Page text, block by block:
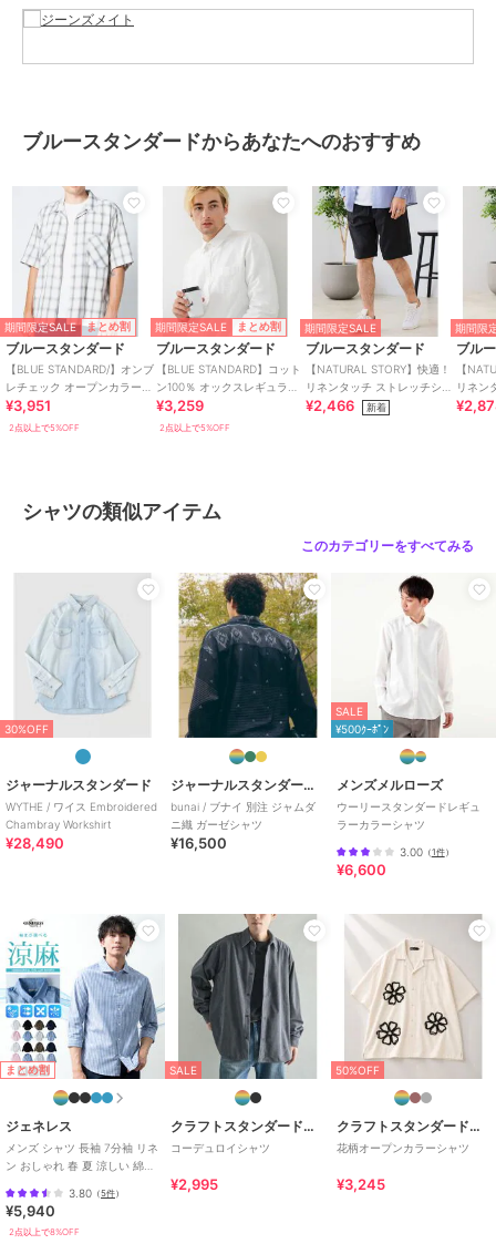
なニューベーシックスタイル。
ブランド ブルースタンダード
商品カテゴリ トップス ／ シャツ
性別タイプ
メンズ
トップス
／シャツ
カラー カーキ、ブルー、ブラック
サイズ MEDIUM,LARGE,X-LARGE
素材
綿54%、麻23%、ポリエステル2
3%
商品のお取り扱い方法
ブルースタンダードからあなたへのおすすめ
期間限定SALE まとめ割
ブルースタンダード
【BLUE STANDARD/】オンブ
レチェック オープンカラー
ガーゼシャツ
¥3,951
2点以上で5%OFF
期間限定SALE まとめ割
ブルースタンダード
【BLUE STANDARD】コット
ン100％ オックスレギュラー
カラー リラックスシルエット
シャツ
¥3,259
2点以上で5%OFF
期間限定SALE
ブルースタンダード
【NATURAL STORY】快適！
リネンタッチ ストレッチショ
ートパンツ リネンライク 清
¥2,466 新着
期間限
ブル
【
リネン
ジーパ
シャツの類似アイテム
このカテゴリーをすべてみる
30%OFF
ジャーナルスタンダード
WYTHE / ワイス Embroidered
Chambray Workshirt
¥28,490
ジャーナルスタンダード レリューム
bunai / ブナイ 別注 ジャムダ
ニ織 ガーゼシャツ
¥16,500
SALE
¥500ｸｰﾎﾟﾝ
メンズメルローズ
ウーリースタンダードレギュ
ラーカラーシャツ
3.00（1件）
¥6,600
まとめ割
ジェネレス
メンズ シャツ 長袖 7分袖 リネ
ン おしゃれ 春 夏 涼しい 綿麻
3.80 （5件）
¥5,940
2点以上で8%OFF
SALE
クラフトスタンダードブティック
コーデュロイシャツ
¥2,995
50%OFF
クラフトスタンダードブティック
花柄オープンカラーシャツ
¥3,245